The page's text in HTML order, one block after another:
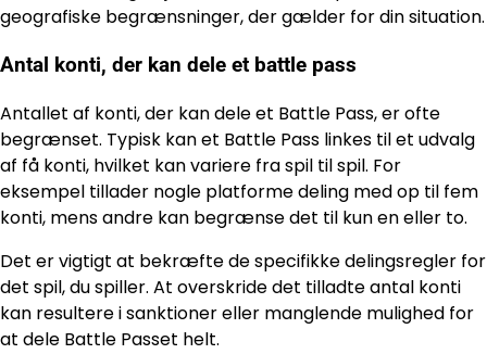
geografiske begrænsninger, der gælder for din situation.
Antal konti, der kan dele et battle pass
Antallet af konti, der kan dele et Battle Pass, er ofte
begrænset. Typisk kan et Battle Pass linkes til et udvalg
af få konti, hvilket kan variere fra spil til spil. For
eksempel tillader nogle platforme deling med op til fem
konti, mens andre kan begrænse det til kun en eller to.
Det er vigtigt at bekræfte de specifikke delingsregler for
det spil, du spiller. At overskride det tilladte antal konti
kan resultere i sanktioner eller manglende mulighed for
at dele Battle Passet helt.